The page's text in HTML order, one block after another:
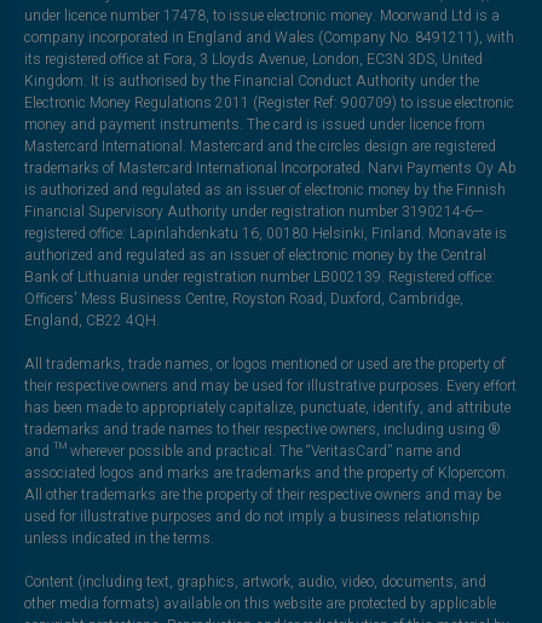
under licence number 17478, to issue electronic money. Moorwand Ltd is a
company incorporated in England and Wales (Company No. 8491211), with
its registered office at Fora, 3 Lloyds Avenue, London, EC3N 3DS, United
Kingdom. It is authorised by the Financial Conduct Authority under the
Electronic Money Regulations 2011 (Register Ref: 900709) to issue electronic
money and payment instruments. The card is issued under licence from
Mastercard International. Mastercard and the circles design are registered
trademarks of Mastercard International Incorporated. Narvi Payments Oy Ab
is authorized and regulated as an issuer of electronic money by the Finnish
Financial Supervisory Authority under registration number 3190214-6—
registered office: Lapinlahdenkatu 16, 00180 Helsinki, Finland. Monavate is
authorized and regulated as an issuer of electronic money by the Central
Bank of Lithuania under registration number LB002139. Registered office:
Officers' Mess Business Centre, Royston Road, Duxford, Cambridge,
England, CB22 4QH.
All trademarks, trade names, or logos mentioned or used are the property of
their respective owners and may be used for illustrative purposes. Every effort
has been made to appropriately capitalize, punctuate, identify, and attribute
trademarks and trade names to their respective owners, including using ®
and ™ wherever possible and practical. The “VeritasCard” name and
associated logos and marks are trademarks and the property of Klopercom.
All other trademarks are the property of their respective owners and may be
used for illustrative purposes and do not imply a business relationship
unless indicated in the terms.
Content (including text, graphics, artwork, audio, video, documents, and
other media formats) available on this website are protected by applicable